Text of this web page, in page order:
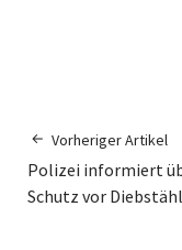
Vorheriger Artikel
Polizei informiert
Schutz vor